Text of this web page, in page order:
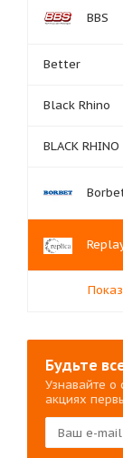
BBS
Better
Black Rhino
BLACK RHINO
Будьте
Узнавайте о
акциях